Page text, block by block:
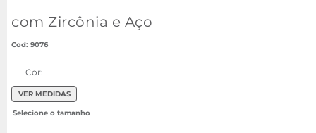
com Zircônia e Aço
: 9076
Cor:
VER MEDIDAS